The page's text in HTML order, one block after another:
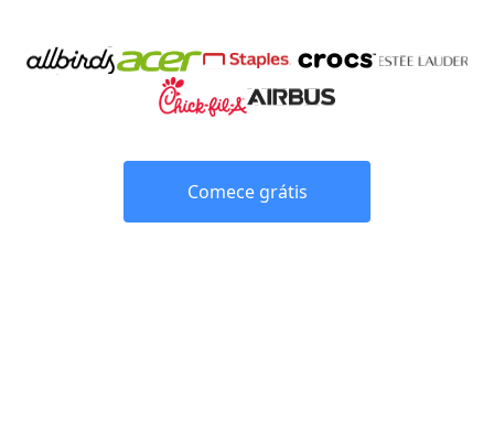
Comece grátis